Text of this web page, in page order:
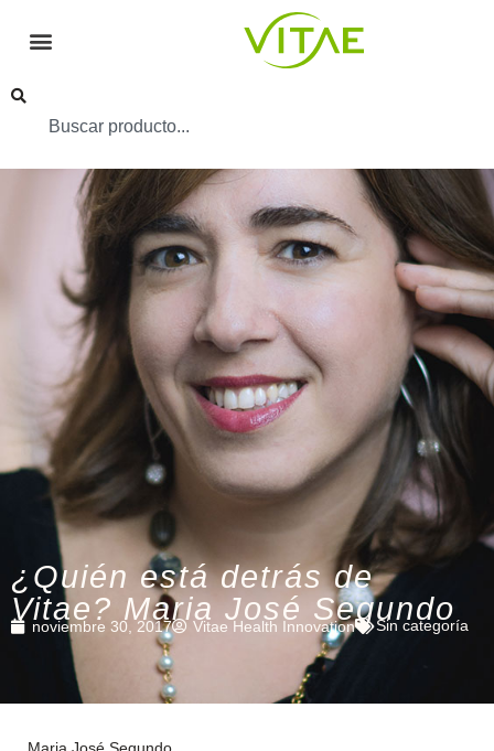
¿Quién está detrás de
Vitae? Maria José Segundo
noviembre 30, 2017 Vitae Health Innovation Sin categoría